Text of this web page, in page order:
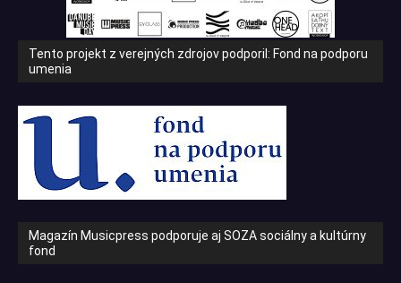
Tento projekt z verejných zdrojov podporil: Fond na podporu
umenia
Magazín Musicpress podporuje aj SOZA sociálny a kultúrny
fond